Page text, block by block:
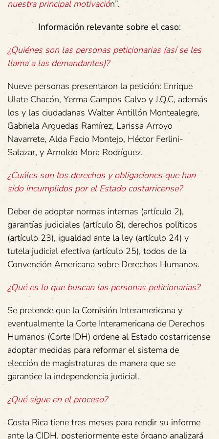
nuestra principal motivación”.
Información relevante sobre el caso:
¿Quiénes son las personas peticionarias (así se les
llama a las demandantes)?
Nueve personas presentaron la petición: Enrique
Ulate Chacón, Yerma Campos Calvo y J.Q.C, además
los y las ciudadanas Walter Antillón Montealegre,
Gabriela Arguedas Ramírez, Larissa Arroyo
Navarrete, Alda Facio Montejo, Héctor Ferlini-
Salazar, y Arnoldo Mora Rodríguez.
¿Cuáles son los derechos y obligaciones que han
sido incumplidos por el Estado costarricense?
Deber de adoptar normas internas (artículo 2),
garantías judiciales (artículo 8), derechos políticos
(artículo 23), igualdad ante la ley (artículo 24) y
tutela judicial efectiva (artículo 25), todos de la
Convención Americana sobre Derechos Humanos.
¿Qué es lo que buscan las personas peticionarias?
Se pretende que la Comisión Interamericana y
eventualmente la Corte Interamericana de Derechos
Humanos (Corte IDH) ordene al Estado costarricense
adoptar medidas para reformar el sistema de
elección de magistraturas de manera que se
garantice la independencia judicial.
¿Qué sigue en el proceso?
Costa Rica tiene tres meses para rendir su informe
ante la CIDH, posteriormente este órgano analizará